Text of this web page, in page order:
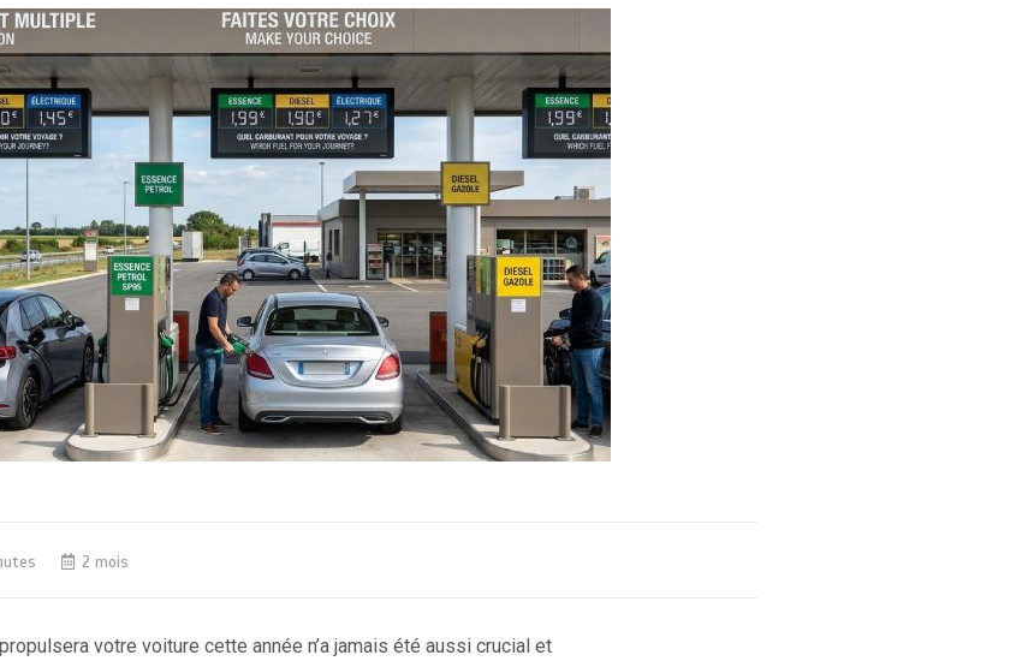
2 mois
votre voiture cette année n’a jamais été aussi crucial et